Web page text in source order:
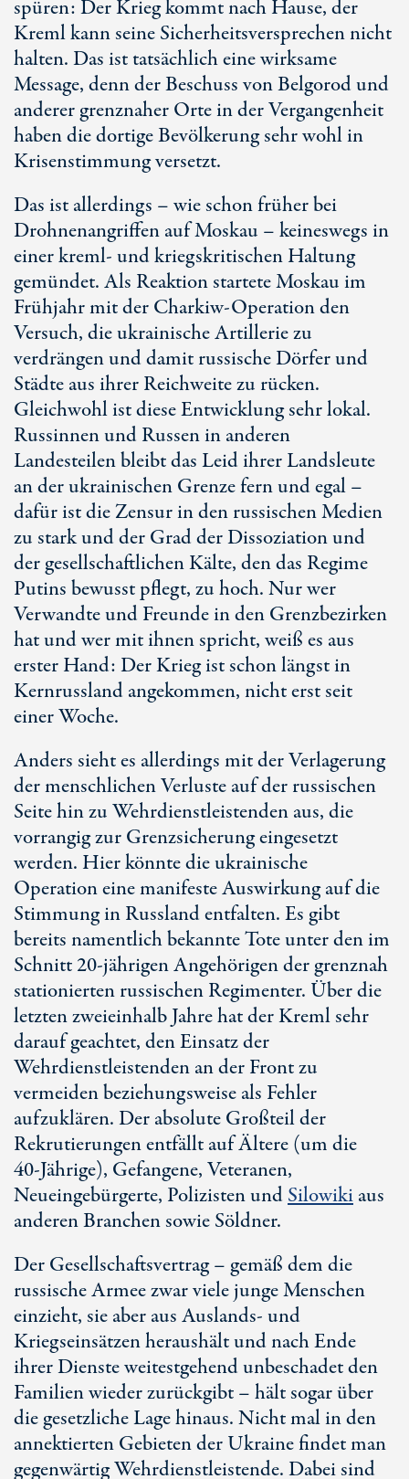
spüren: Der Krieg kommt nach Hause, der
Kreml kann seine Sicherheitsversprechen nicht
halten. Das ist tatsächlich eine wirksame
Message, denn der Beschuss von Belgorod und
anderer grenznaher Orte in der Vergangenheit
haben die dortige Bevölkerung sehr wohl in
Krisenstimmung versetzt.
Das ist allerdings – wie schon früher bei
Drohnenangriffen auf Moskau – keineswegs in
einer kreml- und kriegskritischen Haltung
gemündet. Als Reaktion startete Moskau im
Frühjahr mit der Charkiw-Operation den
Versuch, die ukrainische Artillerie zu
verdrängen und damit russische Dörfer und
Städte aus ihrer Reichweite zu rücken.
Gleichwohl ist diese Entwicklung sehr lokal.
Russinnen und Russen in anderen
Landesteilen bleibt das Leid ihrer Landsleute
an der ukrainischen Grenze fern und egal –
dafür ist die Zensur in den russischen Medien
zu stark und der Grad der Dissoziation und
der gesellschaftlichen Kälte, den das Regime
Putins bewusst pflegt, zu hoch. Nur wer
Verwandte und Freunde in den Grenzbezirken
hat und wer mit ihnen spricht, weiß es aus
erster Hand: Der Krieg ist schon längst in
Kernrussland angekommen, nicht erst seit
einer Woche.
Anders sieht es allerdings mit der Verlagerung
der menschlichen Verluste auf der russischen
Seite hin zu Wehrdienstleistenden aus, die
vorrangig zur Grenzsicherung eingesetzt
werden. Hier könnte die ukrainische
Operation eine manifeste Auswirkung auf die
Stimmung in Russland entfalten. Es gibt
bereits namentlich bekannte Tote unter den im
Schnitt20-jährigenAngehörigen der grenznah
stationierten russischen Regimenter. Über die
letzten zweieinhalb Jahre hat der Kreml sehr
darauf geachtet, den Einsatz der
Wehrdienstleistenden an der Front zu
vermeiden beziehungsweise als Fehler
aufzuklären. Der absolute Großteil der
Rekrutierungen entfällt auf Ältere (um die
40-Jährige), Gefangene, Veteranen,
Neueingebürgerte, Polizisten undSilowikiaus
anderen Branchen sowie Söldner.
Der Gesellschaftsvertrag – gemäß dem die
russische Armee zwar viele junge Menschen
einzieht, sie aber aus Auslands- und
Kriegseinsätzen heraushält und nach Ende
ihrer Dienste weitestgehend unbeschadet den
Familien wieder zurückgibt – hält sogar über
die gesetzliche Lage hinaus. Nicht mal in den
annektierten Gebieten der Ukraine findet man
gegenwärtig Wehrdienstleistende. Dabei sind